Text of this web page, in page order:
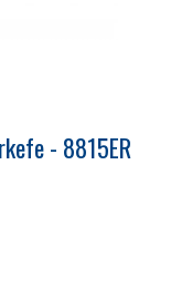
- 8815ER